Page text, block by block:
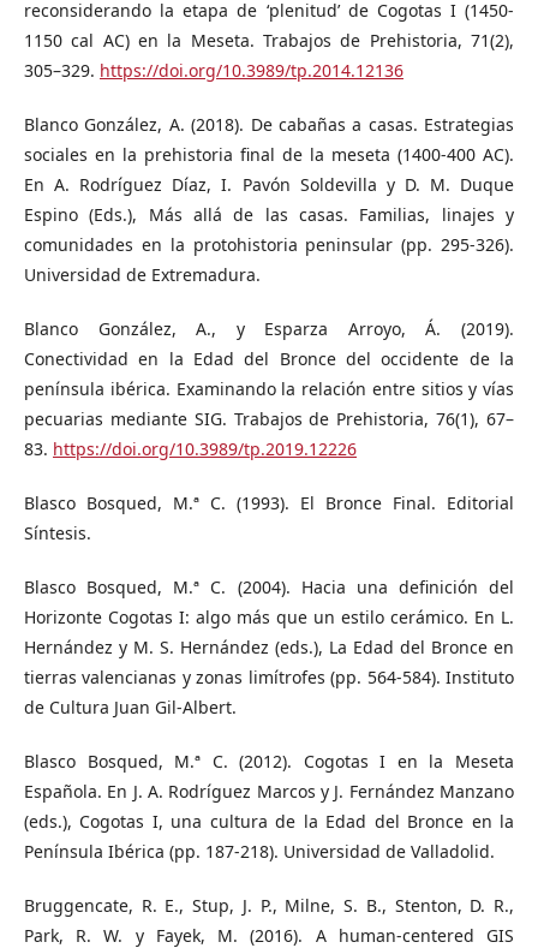
reconsiderando la etapa de ‘plenitud’ de Cogotas I (1450-
1150 cal AC) en la Meseta. Trabajos de Prehistoria, 71(2),
305–329. https://doi.org/10.3989/tp.2014.12136
Blanco González, A. (2018). De cabañas a casas. Estrategias
sociales en la prehistoria final de la meseta (1400-400 AC).
En A. Rodríguez Díaz, I. Pavón Soldevilla y D. M. Duque
Espino (Eds.), Más allá de las casas. Familias, linajes y
comunidades en la protohistoria peninsular (pp. 295-326).
Universidad de Extremadura.
Blanco González, A., y Esparza Arroyo, Á. (2019).
Conectividad en la Edad del Bronce del occidente de la
península ibérica. Examinando la relación entre sitios y vías
pecuarias mediante SIG. Trabajos de Prehistoria, 76(1), 67–
83. https://doi.org/10.3989/tp.2019.12226
Blasco Bosqued, M.ª C. (1993). El Bronce Final. Editorial
Síntesis.
Blasco Bosqued, M.ª C. (2004). Hacia una definición del
Horizonte Cogotas I: algo más que un estilo cerámico. En L.
Hernández y M. S. Hernández (eds.), La Edad del Bronce en
tierras valencianas y zonas limítrofes (pp. 564-584). Instituto
de Cultura Juan Gil-Albert.
Blasco Bosqued, M.ª C. (2012). Cogotas I en la Meseta
Española. En J. A. Rodríguez Marcos y J. Fernández Manzano
(eds.), Cogotas I, una cultura de la Edad del Bronce en la
Península Ibérica (pp. 187-218). Universidad de Valladolid.
Bruggencate, R. E., Stup, J. P., Milne, S. B., Stenton, D. R.,
Park, R. W. y Fayek, M. (2016). A human-centered GIS